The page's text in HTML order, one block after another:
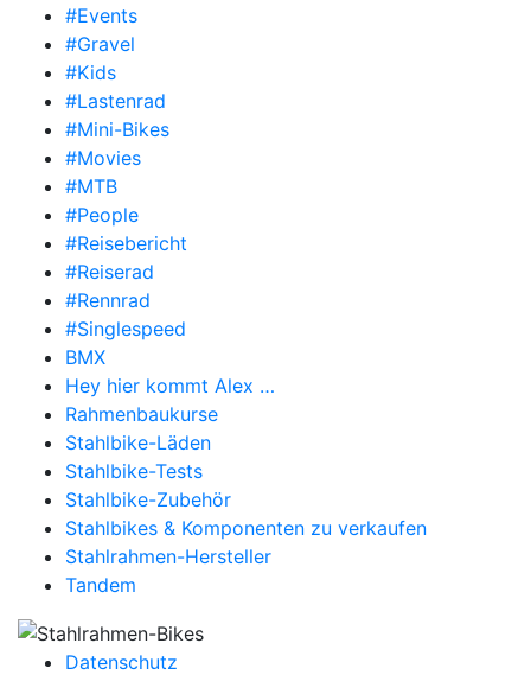
#Events
#Gravel
#Kids
#Lastenrad
#Mini-Bikes
#Movies
#MTB
#People
#Reisebericht
#Reiserad
#Rennrad
#Singlespeed
BMX
Hey hier kommt Alex …
Rahmenbaukurse
Stahlbike-Läden
Stahlbike-Tests
Stahlbike-Zubehör
Stahlbikes & Komponenten zu verkaufen
Stahlrahmen-Hersteller
Tandem
Datenschutz